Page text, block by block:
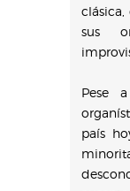
sus
Pese
país